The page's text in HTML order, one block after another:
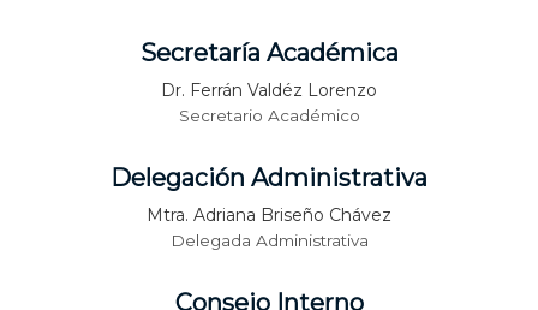
Secretaría Académica
Dr. Ferrán Valdéz Lorenzo
Secretario Académico
Delegación Administrativa
Mtra. Adriana Briseño Chávez
Delegada Administrativa
Consejo Interno